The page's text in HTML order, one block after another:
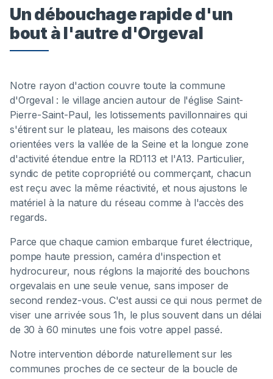
Un débouchage rapide d'un
bout à l'autre d'Orgeval
Notre rayon d'action couvre toute la commune
d'Orgeval : le village ancien autour de l'église Saint-
Pierre-Saint-Paul, les lotissements pavillonnaires qui
s'étirent sur le plateau, les maisons des coteaux
orientées vers la vallée de la Seine et la longue zone
d'activité étendue entre la RD113 et l'A13. Particulier,
syndic de petite copropriété ou commerçant, chacun
est reçu avec la même réactivité, et nous ajustons le
matériel à la nature du réseau comme à l'accès des
regards.
Parce que chaque camion embarque furet électrique,
pompe haute pression, caméra d'inspection et
hydrocureur, nous réglons la majorité des bouchons
orgevalais en une seule venue, sans imposer de
second rendez-vous. C'est aussi ce qui nous permet de
viser une arrivée sous 1h, le plus souvent dans un délai
de 30 à 60 minutes une fois votre appel passé.
Notre intervention déborde naturellement sur les
communes proches de ce secteur de la boucle de